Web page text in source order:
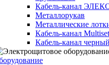
Кабель-канал
Металлорукав
Металлические
Кабель-канал
Кабель-канал